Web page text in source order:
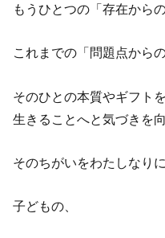
もうひとつの「存在から
これまでの「問題点から
そのひとの本質やギフト
生きることへと気づきを
そのちがいをわたしなり
子どもの、